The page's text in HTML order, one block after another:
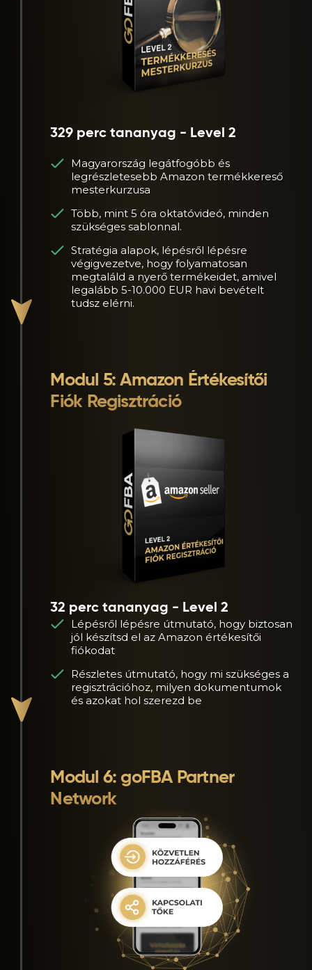
329 perc tananyag - Level 2
Magyarország legátfogóbb és
legrészletesebb Amazon termékkereső
mesterkurzusa
Több, mint 5 óra oktatóvideó, minden
szükséges sablonnal.
Stratégia alapok, lépésről lépésre
végigvezetve, hogy folyamatosan
megtaláld a nyerő termékeidet, amivel
legalább 5-10.000 EUR havi bevételt
tudsz elérni.
Modul 5: Amazon Értékesítői
Fiók Regisztráció
32 perc tananyag - Level 2
Lépésről lépésre útmutató, hogy biztosan
jól készítsd el az Amazon értékesítői
fiókodat
Részletes útmutató, hogy mi szükséges a
regisztrációhoz, milyen dokumentumok
és azokat hol szerezd be
Modul 6: goFBA Partner
Network